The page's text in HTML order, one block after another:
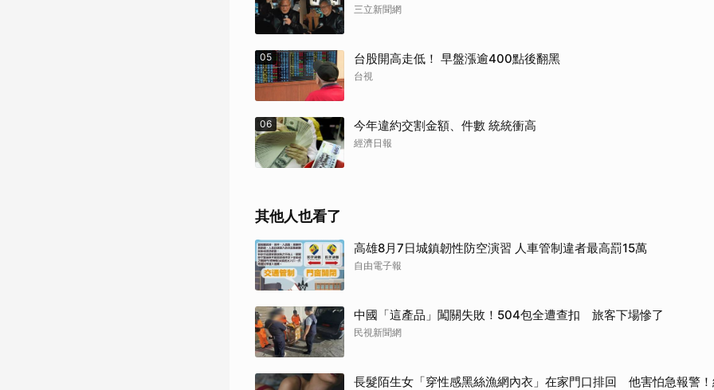
三立新聞網
05 台股開高走低！ 早盤漲逾400點後翻黑
台視
06 今年違約交割金額、件數 統統衝高
經濟日報
其他人也看了
高雄8月7日城鎮韌性防空演習 人車管制違者最高罰15萬
自由電子報
中國「這產品」闖關失敗！504包全遭查扣 旅客下場慘了
民視新聞網
長髮陌生女「穿性感黑絲漁網內衣」在家門口排回 他害怕急報警